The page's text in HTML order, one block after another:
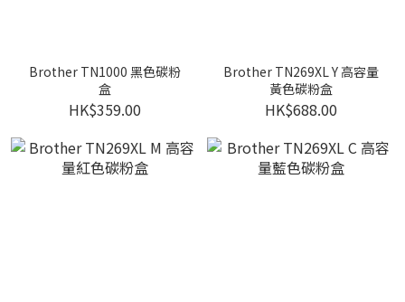
Brother TN1000 黑色碳粉
盒
HK$359.00
Brother TN269XL Y 高容量
黃色碳粉盒
HK$688.00